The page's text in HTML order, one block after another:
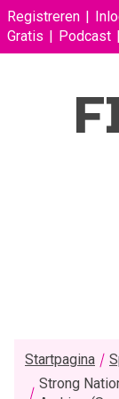
Registreren
Gratis
Podcast
Startpagina
Strong